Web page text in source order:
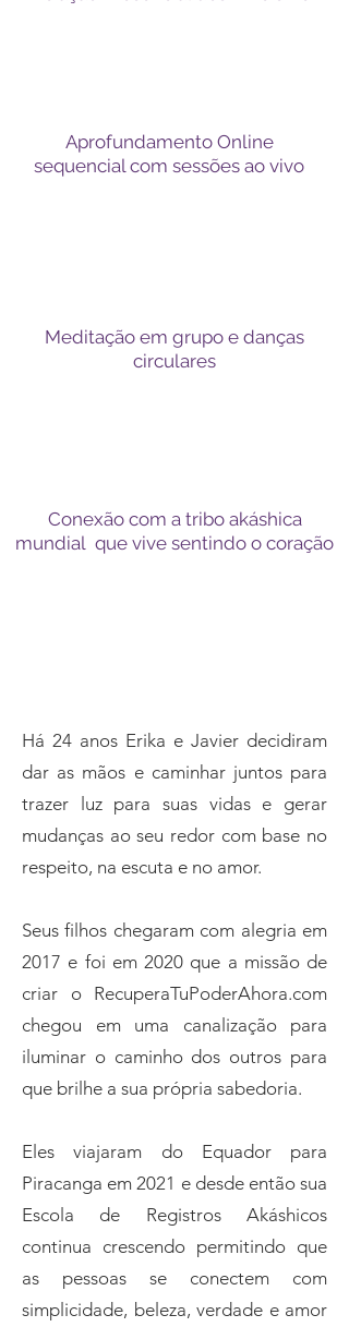
Aprofundamento Online
sequencial com sessões ao vivo
Meditação em grupo e danças
circulares
Conexão com a tribo akáshica
mundial que vive sentindo o coração
Há 24 anos Erika e Javier decidiram
dar as mãos e caminhar juntos para
trazer luz para suas vidas e gerar
mudanças ao seu redor com base no
respeito, na escuta e no amor.
Seus filhos chegaram com alegria em
2017 e foi em 2020 que a missão de
criar o RecuperaTuPoderAhora.com
chegou em uma canalização para
iluminar o caminho dos outros para
que brilhe a sua própria sabedoria.
Eles viajaram do Equador para
Piracanga em 2021 e desde então sua
Escola de Registros Akáshicos
continua crescendo permitindo que
as pessoas se conectem com
simplicidade, beleza, verdade e amor